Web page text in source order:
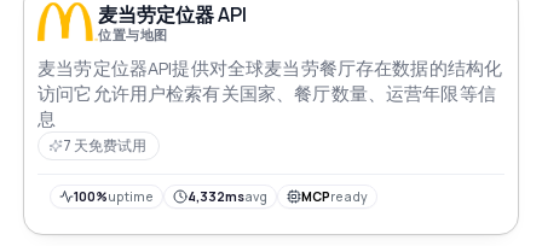
麦当劳定位器 API
位置与地图
麦当劳定位器API提供对全球麦当劳餐厅存在数据的结构化
访问它允许用户检索有关国家、餐厅数量、运营年限等信
息
7 天免费试用
100%uptime 4,332msavg MCPready